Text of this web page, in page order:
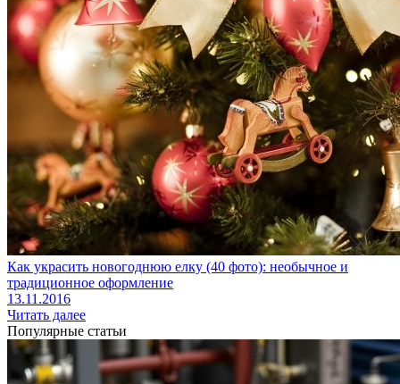
Как украсить новогоднюю елку (40 фото): необычное и
традиционное оформление
13.11.2016
Читать далее
Популярные статьи